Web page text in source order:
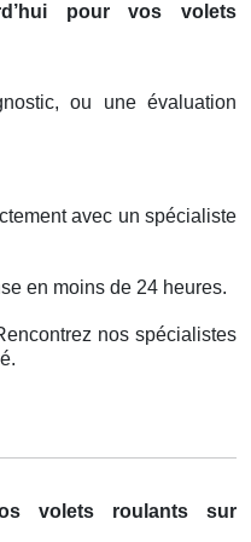
pour vos volets
ou une évaluation
avec un spécialiste
en moins de 24 heures.
nos spécialistes
volets roulants sur